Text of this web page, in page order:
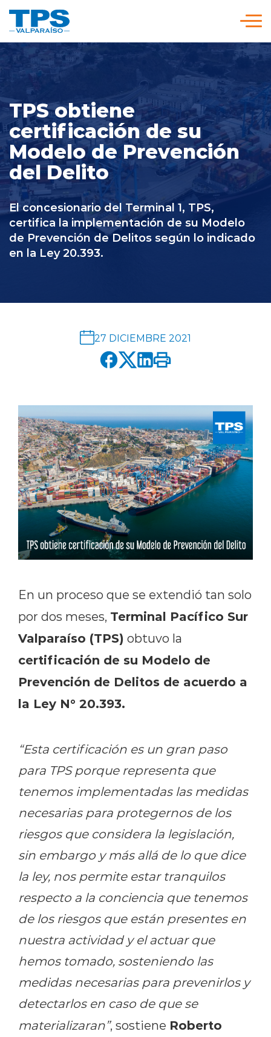
Somos TPS
Nuestra Visión Estratégica
Servicios y Tarifas
Políticas y Procedimientos
Prensa
TPS obtiene
certificación de su
Modelo de Prevención
del Delito
El concesionario del Terminal 1, TPS,
certifica la implementación de su Modelo
de Prevención de Delitos según lo indicado
en la Ley 20.393.
27 DICIEMBRE 2021
En un proceso que se extendió tan solo
por dos meses, Terminal Pacífico Sur
Valparaíso (TPS) obtuvo la
certificación de su Modelo de
Prevención de Delitos de acuerdo a
la Ley N° 20.393.
“Esta certificación es un gran paso
para TPS porque representa que
tenemos implementadas las medidas
necesarias para protegernos de los
riesgos que considera la legislación,
sin embargo y más allá de lo que dice
la ley, nos permite estar tranquilos
respecto a la conciencia que tenemos
de los riesgos que están presentes en
nuestra actividad y el actuar que
hemos tomado, sosteniendo las
medidas necesarias para prevenirlos y
detectarlos en caso de que se
materializaran”, sostiene Roberto